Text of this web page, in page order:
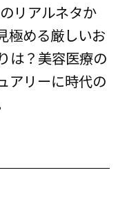
リアルネタか
極める厳しいお
は？美容医療の
アリーに時代の